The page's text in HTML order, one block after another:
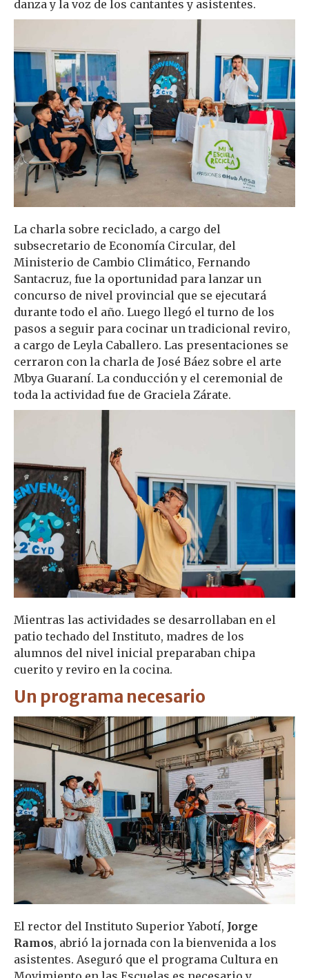
danza y la voz de los cantantes y asistentes.
La charla sobre reciclado, a cargo del
subsecretario de Economía Circular, del
Ministerio de Cambio Climático, Fernando
Santacruz, fue la oportunidad para lanzar un
concurso de nivel provincial que se ejecutará
durante todo el año. Luego llegó el turno de los
pasos a seguir para cocinar un tradicional reviro,
a cargo de Leyla Caballero. Las presentaciones se
cerraron con la charla de José Báez sobre el arte
Mbya Guaraní. La conducción y el ceremonial de
toda la actividad fue de Graciela Zárate.
Mientras las actividades se desarrollaban en el
patio techado del Instituto, madres de los
alumnos del nivel inicial preparaban chipa
cuerito y reviro en la cocina.
Un programa necesario
El rector del Instituto Superior Yabotí, Jorge
Ramos, abrió la jornada con la bienvenida a los
asistentes. Aseguró que el programa Cultura en